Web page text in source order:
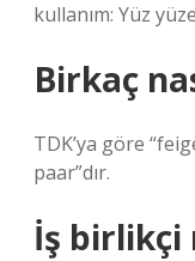
kullanım: Yüz
Birkaç
TDK’ya göre
paar”dır.
İş birlikçi